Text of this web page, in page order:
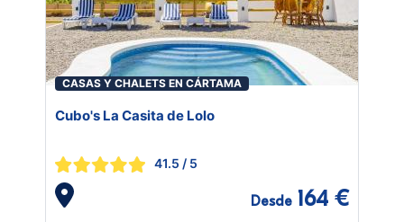
CASAS Y CHALETS EN CÁRTAMA
Cubo's La Casita de Lolo
41.5 / 5
Desde 164 €